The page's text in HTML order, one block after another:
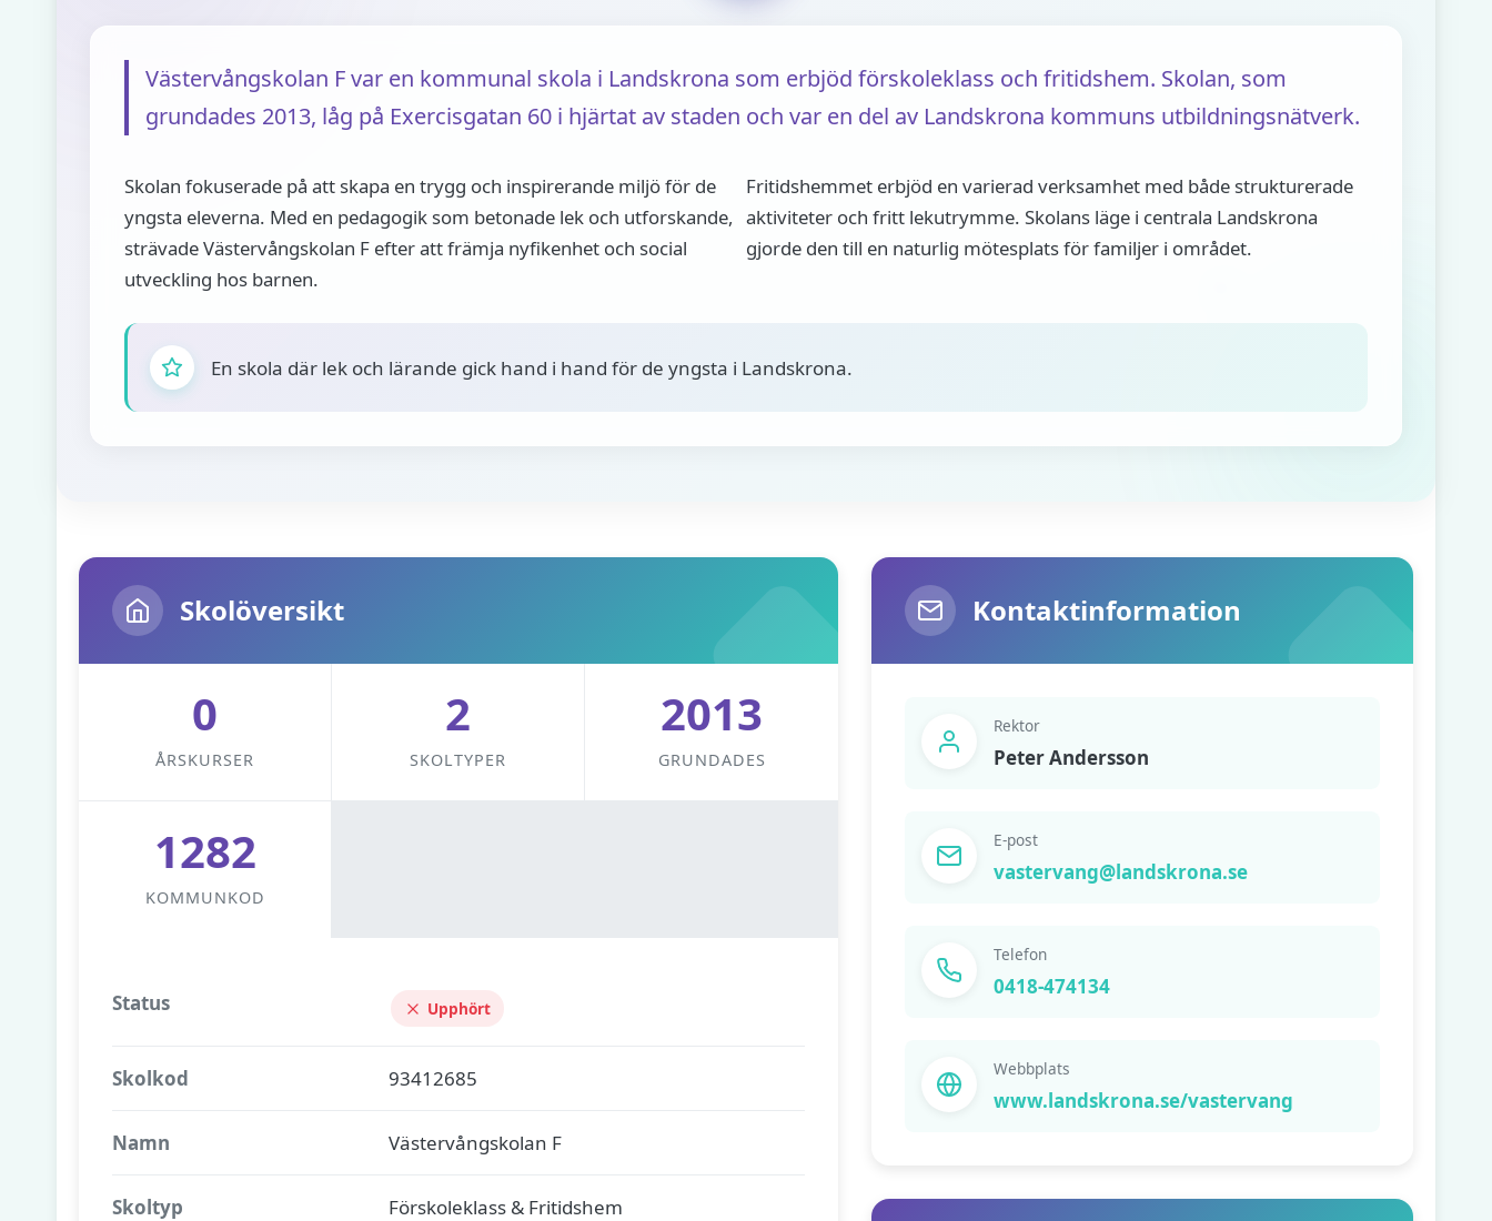
Västervångskolan F var en kommunal skola i Landskrona som erbjöd förskoleklass och fritidshem. Skolan, som
grundades 2013, låg på Exercisgatan 60 i hjärtat av staden och var en del av Landskrona kommuns utbildningsnätverk.
Skolan fokuserade på att skapa en trygg och inspirerande miljö för de
yngsta eleverna. Med en pedagogik som betonade lek och utforskande,
strävade Västervångskolan F efter att främja nyfikenhet och social
utveckling hos barnen.
Fritidshemmet erbjöd en varierad verksamhet med både strukturerade
aktiviteter och fritt lekutrymme. Skolans läge i centrala Landskrona
gjorde den till en naturlig mötesplats för familjer i området.
En skola där lek och lärande gick hand i hand för de yngsta i Landskrona.
Skolöversikt
0
ÅRSKURSER
2
SKOLTYPER
2013
GRUNDADES
1282
KOMMUNKOD
Status Upphört
Skolkod 93412685
Namn Västervångskolan F
Skoltyp Förskoleklass & Fritidshem
Kontaktinformation
Rektor
Peter Andersson
E-post
vastervang@landskrona.se
Telefon
0418-474134
Webbplats
www.landskrona.se/vastervang